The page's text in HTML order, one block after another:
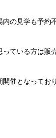
内の見学も予約
ている方は販
催となってお